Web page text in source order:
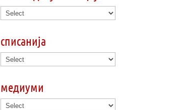
списанија
медиуми